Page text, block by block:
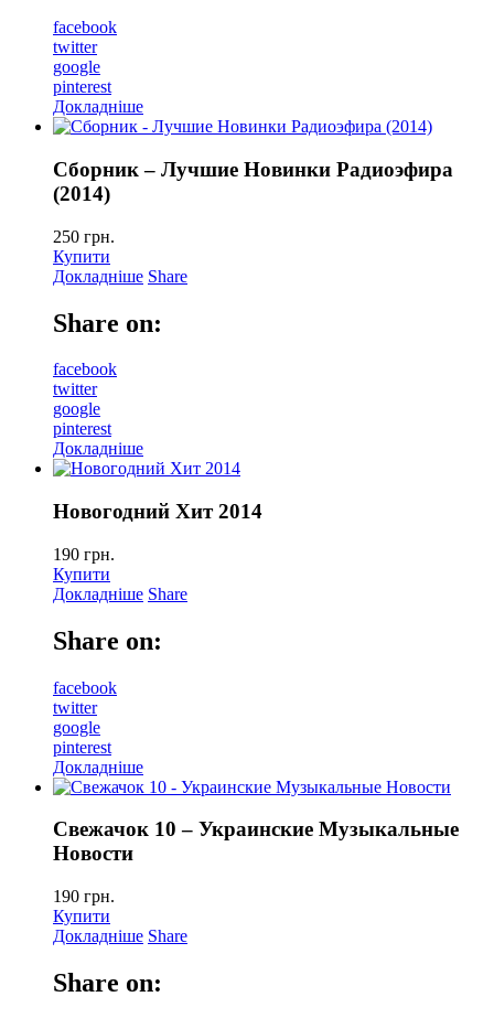
facebook
twitter
google
pinterest
Докладніше
Сборник – Лучшие Новинки Радиоэфира
(2014)
250 грн.
Купити
Докладніше Share
Share on:
facebook
twitter
google
pinterest
Докладніше
Новогодний Хит 2014
190 грн.
Купити
Докладніше Share
Share on:
facebook
twitter
google
pinterest
Докладніше
Свежачок 10 – Украинские Музыкальные
Новости
190 грн.
Купити
Докладніше Share
Share on: